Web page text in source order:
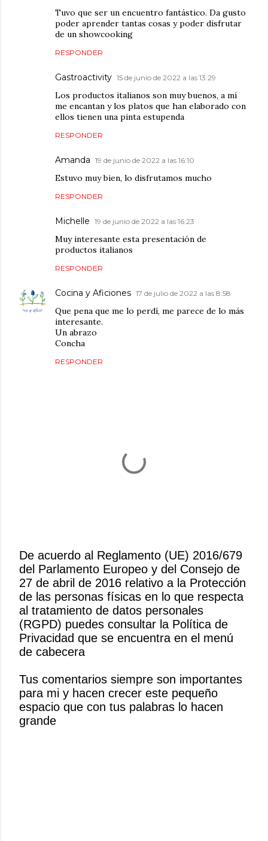
Tuvo que ser un encuentro fantástico. Da gusto
poder aprender tantas cosas y poder disfrutar
de un showcooking
RESPONDER
Gastroactivity 15 de junio de 2022 a las 13:29
Los productos italianos son muy buenos, a mí
me encantan y los platos que han elaborado con
ellos tienen una pinta estupenda
RESPONDER
Amanda 19 de junio de 2022 a las 16:10
Estuvo muy bien, lo disfrutamos mucho
RESPONDER
Michelle 19 de junio de 2022 a las 16:23
Muy interesante esta presentación de
productos italianos
RESPONDER
Cocina y Aficiones 17 de julio de 2022 a las 8:58
Que pena que me lo perdí, me parece de lo más
interesante.
Un abrazo
Concha
RESPONDER
P
u
b
l
i
c
a
u
n
c
o
De acuerdo al Reglamento (UE) 2016/679
del Parlamento Europeo y del Consejo de
27 de abril de 2016 relativo a la Protección
de las personas físicas en lo que respecta
al tratamiento de datos personales
(RGPD) puedes consultar la Política de
Privacidad que se encuentra en el menú
de cabecera
Tus comentarios siempre son importantes
para mi y hacen crecer este pequeño
espacio que con tus palabras lo hacen
grande